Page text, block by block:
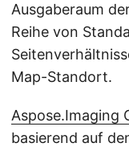
Ausgaberaum
Reihe von
Map-Standort.
Aspose.Imaging
basierend auf